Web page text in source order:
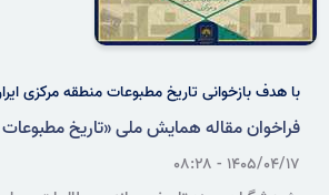
با هدف بازخوانی تاریخ مطبوعات منطقه مرکزی
فراخوان مقاله همایش ملی «تاریخ
۱۴۰۵/۰۴/۱۷ - ۰۸:۲۸